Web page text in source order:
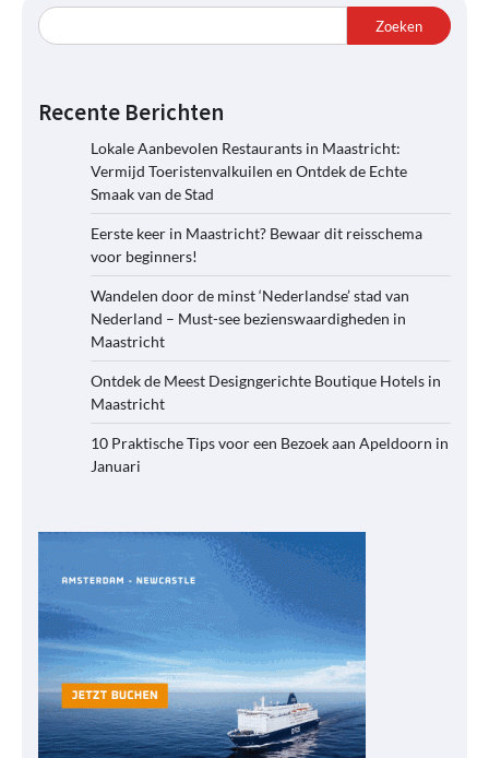
Zoeken
Recente Berichten
Lokale Aanbevolen Restaurants in Maastricht:
Vermijd Toeristenvalkuilen en Ontdek de Echte
Smaak van de Stad
Eerste keer in Maastricht? Bewaar dit reisschema
voor beginners!
Wandelen door de minst ‘Nederlandse’ stad van
Nederland – Must-see bezienswaardigheden in
Maastricht
Ontdek de Meest Designgerichte Boutique Hotels in
Maastricht
10 Praktische Tips voor een Bezoek aan Apeldoorn in
Januari